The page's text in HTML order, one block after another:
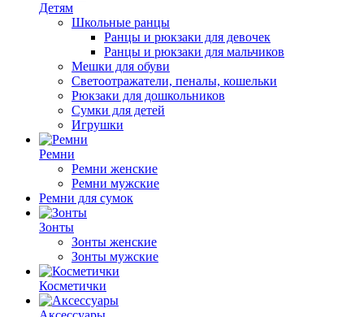
Детям
Школьные ранцы
Ранцы и рюкзаки для девочек
Ранцы и рюкзаки для мальчиков
Мешки для обуви
Светоотражатели, пеналы, кошельки
Рюкзаки для дошкольников
Сумки для детей
Игрушки
Ремни
Ремни женские
Ремни мужские
Ремни для сумок
Зонты
Зонты женские
Зонты мужские
Косметички